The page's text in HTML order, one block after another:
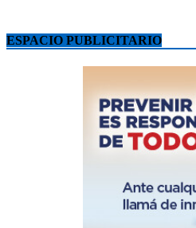
ESPACIO PUBLICITARIO